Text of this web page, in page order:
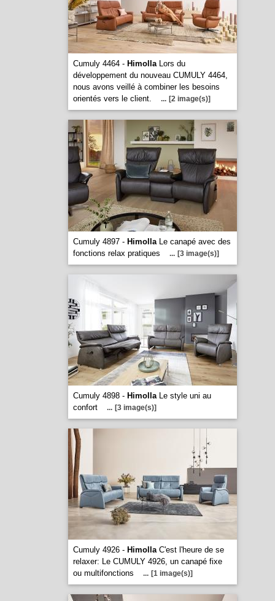
Cumuly 4464 - HimollaLors du
développement du nouveau CUMULY 4464,
nous avons veillé à combiner les besoins
orientés vers le client.
... [2 image(s)]
Cumuly 4897 - HimollaLe canapé avec des
fonctions relax pratiques
... [3 image(s)]
Cumuly 4898 - HimollaLe style uni au
confort
... [3 image(s)]
Cumuly 4926 - HimollaC'est l'heure de se
relaxer: Le CUMULY 4926, un canapé fixe
ou multifonctions
... [1 image(s)]